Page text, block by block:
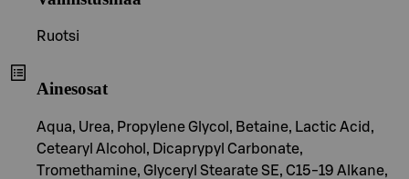
Ruotsi
Ainesosat
Aqua, Urea, Propylene Glycol, Betaine, Lactic Acid,
Cetearyl Alcohol, Dicaprypyl Carbonate,
Tromethamine, Glyceryl Stearate SE, C15-19 Alkane,